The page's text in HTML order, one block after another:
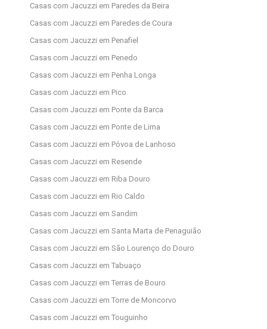
Casas com Jacuzzi em Paredes da Beira
Casas com Jacuzzi em Paredes de Coura
Casas com Jacuzzi em Penafiel
Casas com Jacuzzi em Penedo
Casas com Jacuzzi em Penha Longa
Casas com Jacuzzi em Pico
Casas com Jacuzzi em Ponte da Barca
Casas com Jacuzzi em Ponte de Lima
Casas com Jacuzzi em Póvoa de Lanhoso
Casas com Jacuzzi em Resende
Casas com Jacuzzi em Riba Douro
Casas com Jacuzzi em Rio Caldo
Casas com Jacuzzi em Sandim
Casas com Jacuzzi em Santa Marta de Penaguião
Casas com Jacuzzi em São Lourenço do Douro
Casas com Jacuzzi em Tabuaço
Casas com Jacuzzi em Terras de Bouro
Casas com Jacuzzi em Torre de Moncorvo
Casas com Jacuzzi em Touguinho